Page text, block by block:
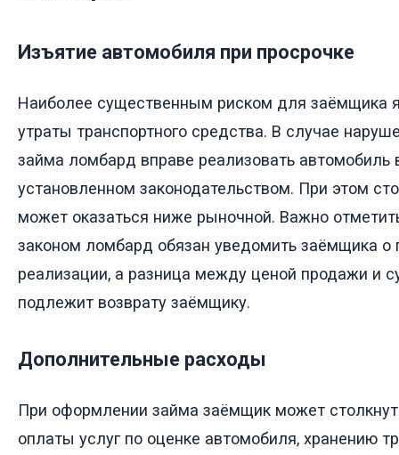
Изъятие автомобиля при просрочке
Наиболее существенным риском для заёмщика
утраты транспортного средства. В случае
займа ломбард вправе реализовать автомобиль
установленном законодательством. При этом
может оказаться ниже рыночной. Важно
законом ломбард обязан уведомить заёмщика о
реализации, а разница между ценой продажи и
подлежит возврату заёмщику.
Дополнительные расходы
При оформлении займа заёмщик может
оплаты услуг по оценке автомобиля, хранению